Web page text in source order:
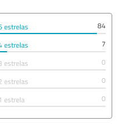
estrelas
84
estrelas
7
estrelas
0
estrelas
0
1 estrela
0